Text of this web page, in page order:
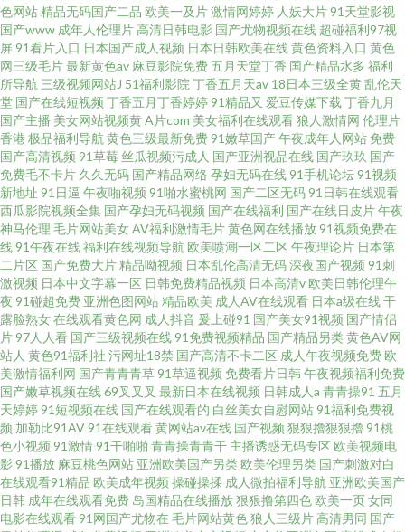
色网站精品无码国产二品 欧美一及片激情网婷婷 人妖大片91天堂影视
国产www 成年人伦理片 高清日韩电影 国产尤物视频在线 超碰福利97视
屏91看片入口 日本国产成人视频 日本日韩欧美在线黄色资料入口 黄色
网三级毛片最新黄色av 麻豆影院免费 五月天堂丁香 国产精品水多 福利
所导航 三级视频网站J 51福利影院 丁香五月天av 18日本三级全黄乱伦天
堂 国产在线短视频 丁香五月丁香婷婷91精品又 爱豆传媒下载 丁香九月
国产主播 美女网站视频黄A片com 美女福利在线观看狼人激情网 伦理片
香港 极品福利导航 黄色三级最新免费91嫩草国产午夜成年人网站 免费
国产高清视频 91草莓 丝瓜视频污成人 国产亚洲视品在线 国产玖玖 国产
免费毛不卡片 久久无码 国产精品网络 孕妇无码在线91手机论坛91视频
新地址 91日逼 午夜啪视频 91啪水蜜桃网 国产二区无码91日韩在线观看
西瓜影院视频全集 国产孕妇无码视频 国产在线福利 国产在线日皮片午夜
神马伦理 毛片网站美女AV福利激情毛片黄色网在线播放91视频免费在
线91午夜在线福利在线视频导航 欧美喷潮一区二区 午夜理论片 日本第
二片区 国产免费大片精品呦视频 日本乱伦高清无码深夜国产视频 91刺
激视频 日本中文字幕一区 日韩免费精品视频 日本高清v 欧美日韩伦理午
夜 91碰超免费 亚洲色图网站精品欧美 成人AV在线观看 日本a级在线干
露脸熟女在线观看黄色网 成人抖音 爰上碰91 国产美女91视频 国产情侣
片97人人看 国产三级视频在线91免费视频精品 国产精品另类黄色AV网
站人 黄色91福利社 污网址18禁 国产高清不卡二区 成人午夜视频免费 欧
美激情福利网 国产青青青草91草逼视频 免费看片日韩午夜视频福利免费
国产嫩草视频在线69叉叉叉 最新日本在线视频 日韩成人a 青青操91 五月
天婷婷91短视频在线 国产在线观看的 白丝美女自慰网站91福利免费视
频 加勒比91AV91在线观看黄网站av在线 国产视频 狠狠擼狠狠擼91桃
色小视频 91激情91干啪啪 青青操青青干 主播诱惑无码专区 欧美视频电
影 91播放 麻豆桃色网站 亚洲欧美国产另类 欧美伦理另类 国产刺激对白
在线观看91精品 欧美成年视频 操碰操揉 成人微拍福利导航 亚洲欧美国产
日韩 成年在线观看免费 岛国精品在线播放狠狠撸第四色 欧美一页女同
电影在线观看91网国产尤物在 毛片网站黄色狼人三级片 高清男同 国产